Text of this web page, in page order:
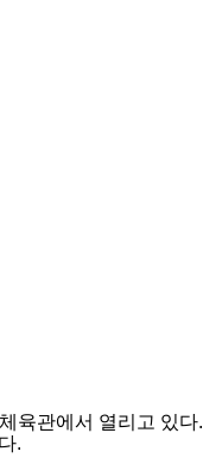
육관에서 열리고 있다.
.